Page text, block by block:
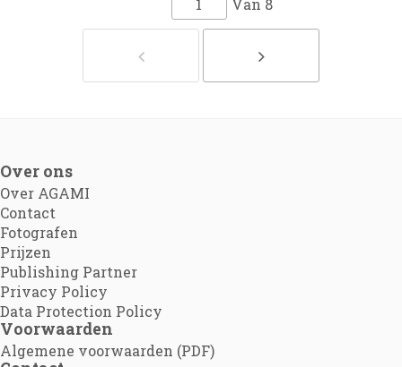
Van 8
Over ons
Over AGAMI
Contact
Fotografen
Prijzen
Publishing Partner
Privacy Policy
Data Protection Policy
Voorwaarden
Algemene voorwaarden (PDF)